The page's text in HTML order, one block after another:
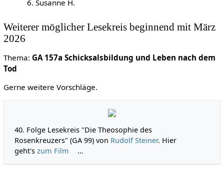
Susanne H.
Weiterer möglicher Lesekreis beginnend mit März
2026
Thema: GA 157a Schicksalsbildung und Leben nach dem
Tod
Gerne weitere Vorschläge.
40. Folge Lesekreis "Die Theosophie des
Rosenkreuzers" (GA 99) von Rudolf Steiner. Hier
geht'szum Film …